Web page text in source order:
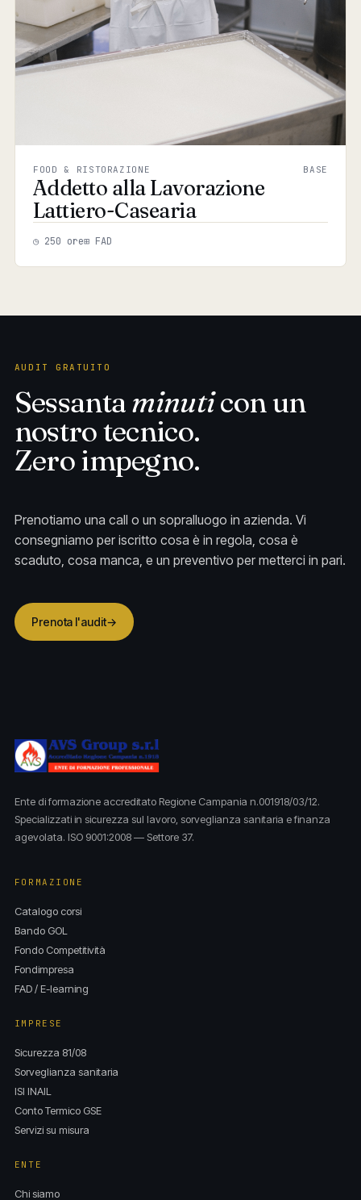
FOOD & RISTORAZIONE BASE
Addetto alla Lavorazione
Lattiero-Casearia
◷ 250 ore⊞ FAD
AUDIT GRATUITO
Sessantaminuticon un
nostro tecnico.
Zero impegno.
Prenotiamo una call o un sopralluogo in azienda. Vi
consegniamo per iscritto cosa è in regola, cosa è
scaduto, cosa manca, e un preventivo per metterci in pari.
Prenota l'audit→
Ente di formazione accreditato Regione Campania n.001918/03/12.
Specializzati in sicurezza sul lavoro, sorveglianza sanitaria e finanza
agevolata. ISO 9001:2008 — Settore 37.
FORMAZIONE
Catalogo corsi
Bando GOL
Fondo Competitività
Fondimpresa
FAD / E-learning
IMPRESE
Sicurezza 81/08
Sorveglianza sanitaria
ISI INAIL
Conto Termico GSE
Servizi su misura
ENTE
Chi siamo